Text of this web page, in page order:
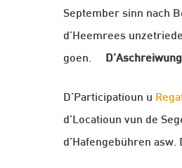
September sinn nach
d’Heemrees
goen.
D’Participatioun u
d’Locatioun vun de
d’Hafengebühren